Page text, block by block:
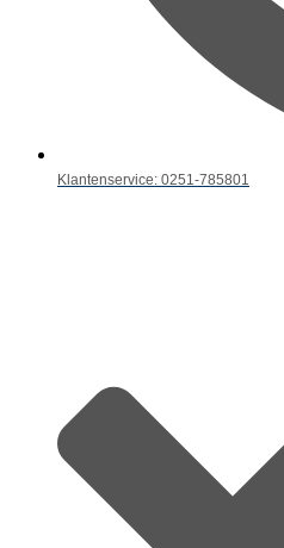
Klantenservice: 0251-785801